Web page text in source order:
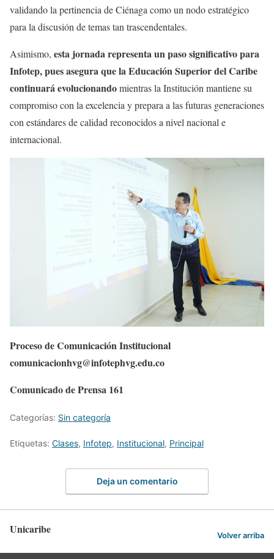
validando la pertinencia de Ciénaga como un nodo estratégico
para la discusión de temas tan trascendentales.
Asimismo, esta jornada representa un paso significativo para
Infotep, pues asegura que la Educación Superior del Caribe
continuará evolucionandomientras la Institución mantiene su
compromiso con la excelencia y prepara a las futuras generaciones
con estándares de calidad reconocidos a nivel nacional e
internacional.
Proceso de Comunicación Institucional
comunicacionhvg@infotephvg.edu.co
Comunicado de Prensa 161
Categorías: Sin categoría
Etiquetas: Clases, Infotep, Institucional, Principal
Deja un comentario
Unicaribe Volver arriba